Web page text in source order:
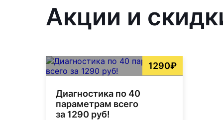
Акции и
1290₽
Диагностика по 40
параметрам всего
за 1290 руб!